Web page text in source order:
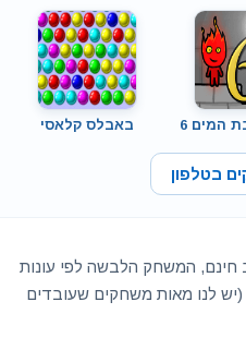
המים 6 באבלס קלאסי
בטלפון
המשחק הלבשה לפי עונות
(יש לנו מאות משחקים שעובדים